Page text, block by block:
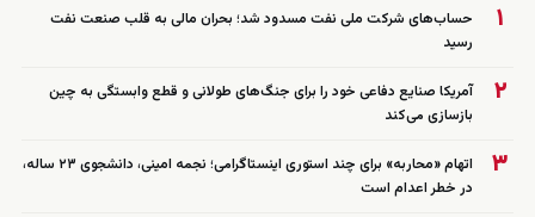
۱
حساب‌های شرکت ملی نفت مسدود شد؛ بحران مالی به قلب صنعت نفت
رسید
۲
آمریکا صنایع دفاعی خود را برای جنگ‌های طولانی و قطع وابستگی به چین
بازسازی می‌کند
۳
اتهام «محاربه» برای چند استوری اینستاگرامی؛ نجمه امینی، دانشجوی ۲۳ ساله،
در خطر اعدام است